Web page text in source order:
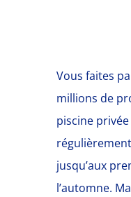
Vous faites
millions de
piscine
jusqu’aux
l’automne.